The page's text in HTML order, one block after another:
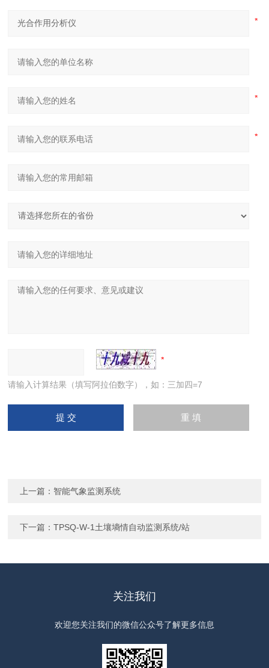
请输入计算结果（填写阿拉伯数字），如：三加四=7
上一篇： 智能气象监测系统
下一篇：TPSQ-W-1土壤墒情自动监测系统/站
关注我们
欢迎您关注我们的微信公众号了解更多信息